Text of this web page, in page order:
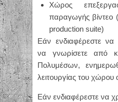
Χώρος
παραγωγής βίντεο
production suite)
Εάν ενδιαφέρεστε να
να γνωρίσετε από
Πολυμέσων,
λειτουργίας του χώρου
Εάν ενδιαφέρεστε να